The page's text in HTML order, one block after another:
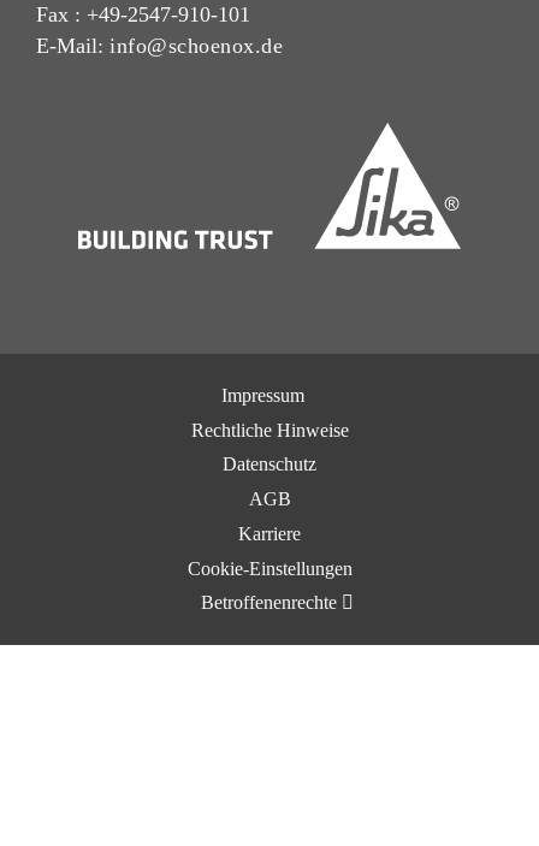
Fax : +49-2547-910-101
E-Mail: info@schoenox.de
Impressum
Rechtliche Hinweise
Datenschutz
AGB
Karriere
Cookie-Einstellungen
Betroffenenrechte